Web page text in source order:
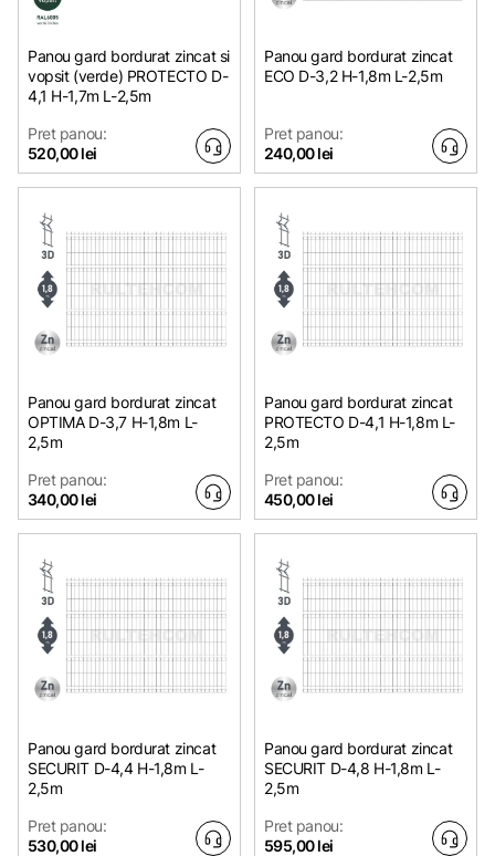
Panou gard bordurat zincat si
vopsit (verde) PROTECTO D-
4,1 H-1,7m L-2,5m
Pret panou:
520,00 lei
Panou gard bordurat zincat
ECO D-3,2 H-1,8m L-2,5m
Pret panou:
240,00 lei
Panou gard bordurat zincat
OPTIMA D-3,7 H-1,8m L-
2,5m
Pret panou:
340,00 lei
Panou gard bordurat zincat
PROTECTO D-4,1 H-1,8m L-
2,5m
Pret panou:
450,00 lei
Panou gard bordurat zincat
SECURIT D-4,4 H-1,8m L-
2,5m
Pret panou:
530,00 lei
Panou gard bordurat zincat
SECURIT D-4,8 H-1,8m L-
2,5m
Pret panou:
595,00 lei